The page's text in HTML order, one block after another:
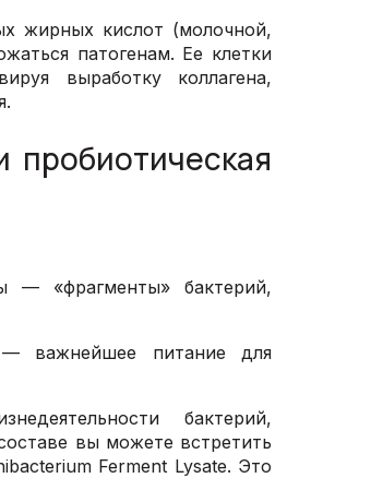
жирных кислот (молочной,
патогенам. Ее клетки
выработку коллагена,
— «фрагменты» бактерий,
— важнейшее питание для
бактерий,
вы можете встретить
Ferment Lysate. Это